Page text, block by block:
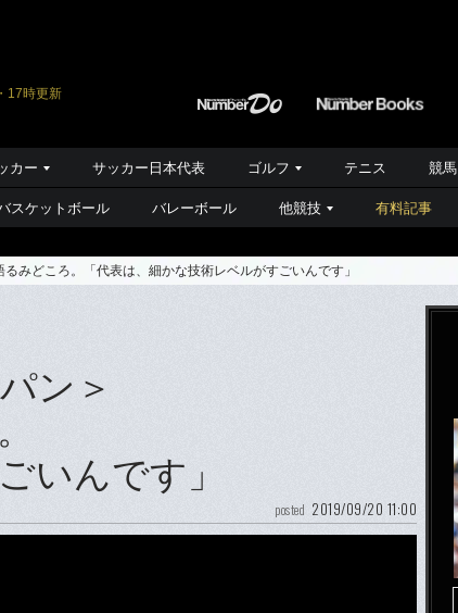
17時更新
カー サッカー日本代表 ゴルフ テニス 競馬
スケットボール バレーボール 他競技 有料記事
みどころ。「代表は、細かな技術レベルがすごいんです」
ン＞
いんです」
posted 2019/09/20 11:00